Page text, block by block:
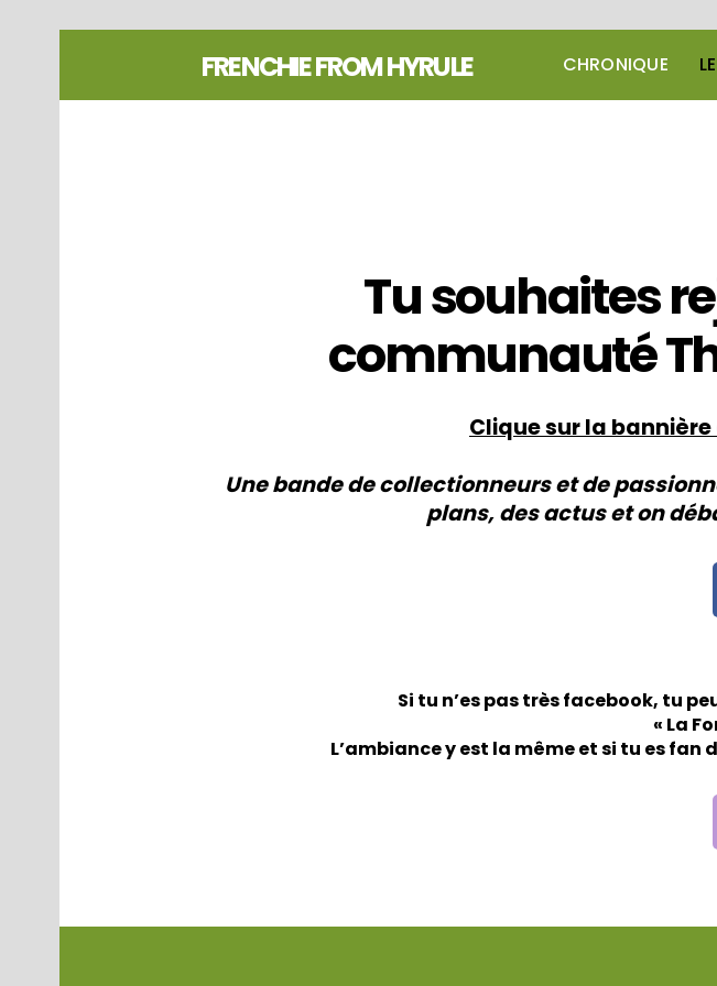
FRENCHIE FROM HYRULE CHRONIQUE
Tu souhaites
communauté
Clique sur la
Une bande de collectionneurs et de
plans, des actus et on
Si tu n’es pas très facebook, tu
« La
L’ambiance y est la même et si tu es